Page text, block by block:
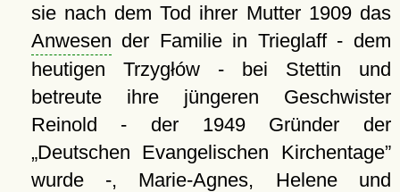
sie nach dem Tod ihrer Mutter 1909 das
Anwesen der Familie in Trieglaff - dem
heutigen Trzygłów - bei Stettin und
betreute ihre jüngeren Geschwister
Reinold - der 1949 Gründer der
Deutschen Evangelischen Kirchentage
wurde -, Marie-Agnes, Helene und